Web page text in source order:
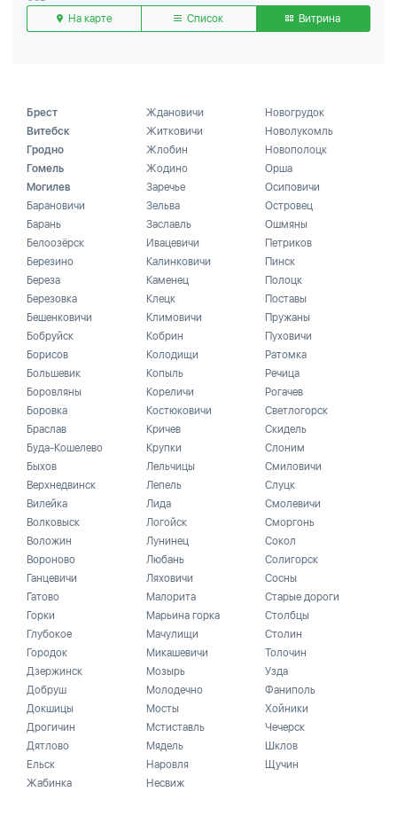
На карте
Список Витрина
Брест
Витебск
Гродно
Гомель
Могилев
Барановичи
Барань
Белоозёрск
Березино
Береза
Березовка
Бешенковичи
Бобруйск
Борисов
Большевик
Боровляны
Боровка
Браслав
Буда-Кошелево
Быхов
Верхнедвинск
Вилейка
Волковыск
Воложин
Вороново
Ганцевичи
Гатово
Горки
Глубокое
Городок
Дзержинск
Добруш
Докшицы
Дрогичин
Дятлово
Ельск
Жабинка
Ждановичи
Житковичи
Жлобин
Жодино
Заречье
Зельва
Заславль
Ивацевичи
Калинковичи
Каменец
Клецк
Климовичи
Кобрин
Колодищи
Копыль
Кореличи
Костюковичи
Кричев
Крупки
Лельчицы
Лепель
Лида
Логойск
Лунинец
Любань
Ляховичи
Малорита
Марьина горка
Мачулищи
Микашевичи
Мозырь
Молодечно
Мосты
Мстиставль
Мядель
Наровля
Несвиж
Новогрудок
Новолукомль
Новополоцк
Орша
Осиповичи
Островец
Ошмяны
Петриков
Пинск
Полоцк
Поставы
Пружаны
Пуховичи
Ратомка
Речица
Рогачев
Светлогорск
Скидель
Слоним
Смиловичи
Слуцк
Смолевичи
Сморгонь
Сокол
Солигорск
Сосны
Старые дороги
Столбцы
Столин
Толочин
Узда
Фаниполь
Хойники
Чечерск
Шклов
Щучин